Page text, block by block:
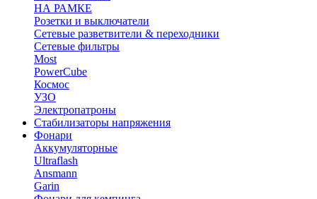
НА РАМКЕ
Розетки и выключатели
Сетевые разветвители & переходники
Сетевые фильтры
Most
PowerCube
Космос
УЗО
Электропатроны
Стабилизаторы напряжения
Фонари
Аккумуляторные
Ultraflash
Ansmann
Garin